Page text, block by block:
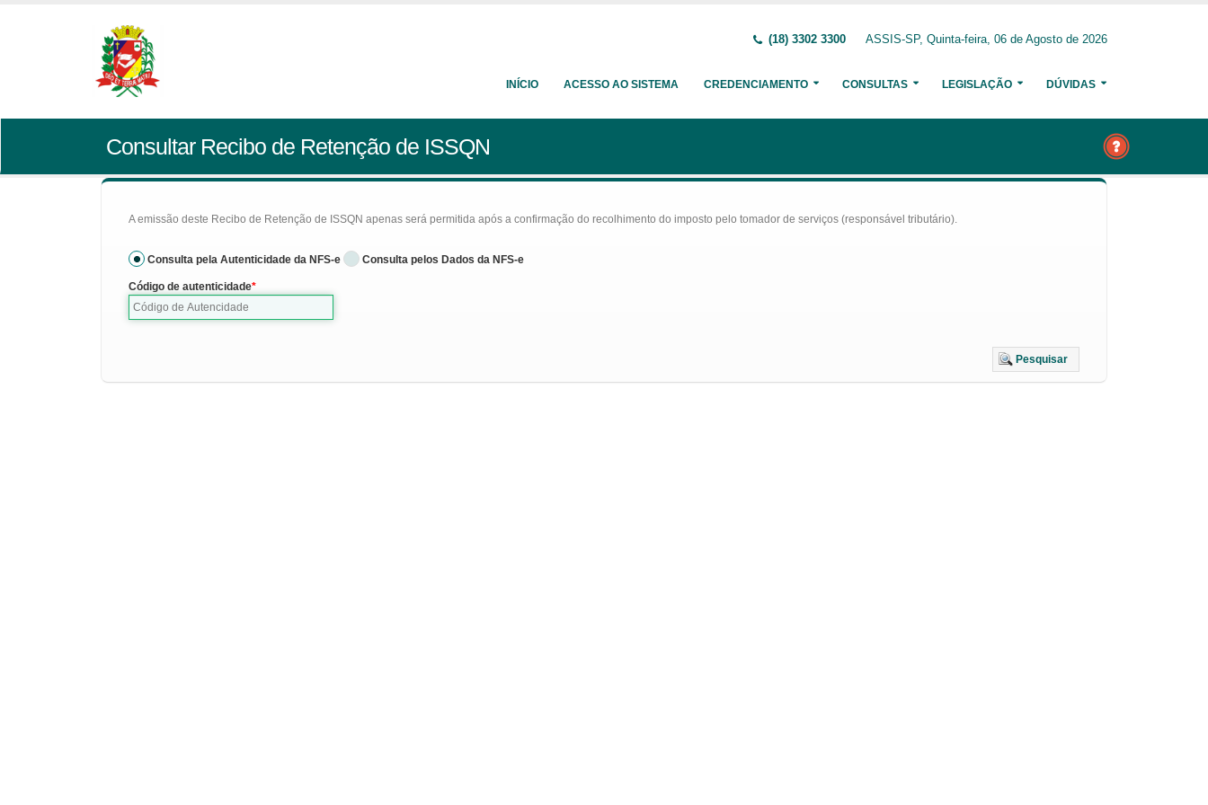
(18) 3302 3300 ASSIS-SP, Quinta-feira, 06 de Agosto de 2026
INÍCIO ACESSO AO SISTEMA CREDENCIAMENTO CONSULTAS LEGISLAÇÃO DÚVIDAS
Consultar Recibo de Retenção de ISSQN
A emissão deste Recibo de Retenção de ISSQN apenas será permitida após a confirmação do recolhimento do imposto pelo tomador de serviços (responsável tributário).
Consulta pela Autenticidade da NFS-e Consulta pelos Dados da NFS-e
Código de autenticidade
Pesquisar